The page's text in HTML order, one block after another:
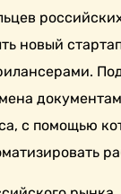
новый
с помощью